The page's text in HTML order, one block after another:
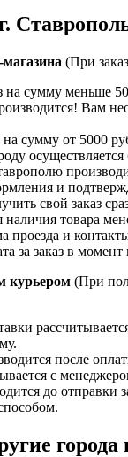
(При
на сумму меньше
Вам
сумму от 5000
и
свой заказ
наличия товара
проезда и
за заказ в момент
курьером (При
после
с
до отправки